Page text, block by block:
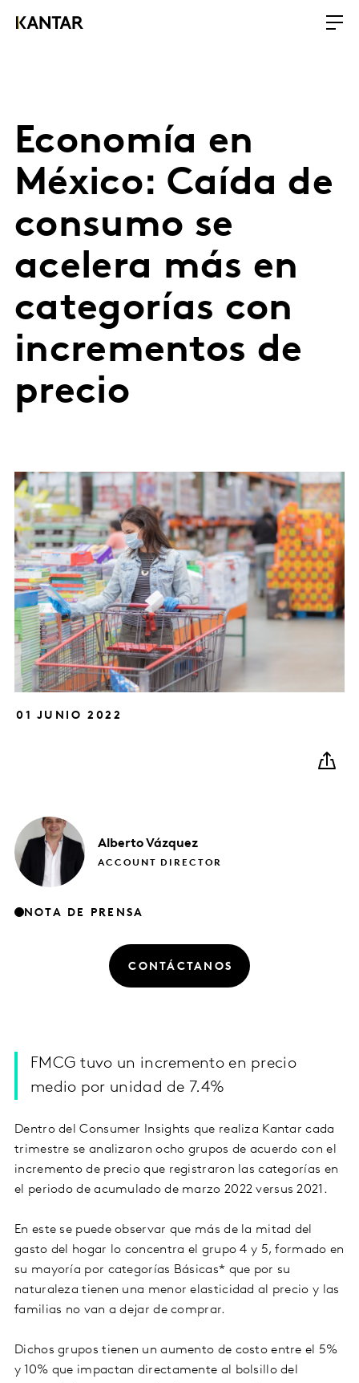
Economía en
México: Caída de
consumo se
acelera más en
categorías con
incrementos de
precio
01 JUNIO 2022
AlbertoVázquez
ACCOUNT DIRECTOR
NOTA DE PRENSA
CONTÁCTANOS
FMCG tuvo un incremento en precio
medio por unidad de 7.4%
Dentro del Consumer Insights que realiza Kantar cada
trimestre se analizaron ocho grupos de acuerdo con el
incremento de precio que registraron las categorías en
el periodo de acumulado de marzo 2022 versus 2021.
En este se puede observar que más de la mitad del
gasto del hogar lo concentra el grupo 4 y 5, formado en
su mayoría por categorías Básicas* que por su
naturaleza tienen una menor elasticidad al precio y las
familias no van a dejar de comprar.
Dichos grupos tienen un aumento de costo entre el 5%
y 10% que impactan directamente al bolsillo del